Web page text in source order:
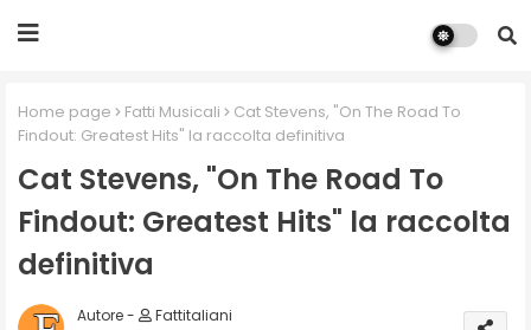
Home page Fatti Musicali
Cat Stevens, "On The Road To
Findout: Greatest Hits" la raccolta definitiva
Cat Stevens, "On The Road To
Findout: Greatest Hits" la raccolta
definitiva
Fattitaliani